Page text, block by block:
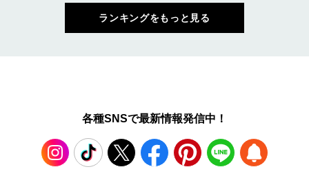
ランキングをもっと見る
各種SNSで最新情報発信中！